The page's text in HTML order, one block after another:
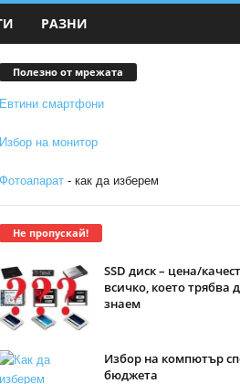
РАЗНИ
Полезно от мрежата
Евтини смартфони
Избор на монитор
Фотоапарат- как да изберем
Не пропускай!
SSD диск – цена/
всичко, което трябва
знаем
Избор на компютър
бюджета